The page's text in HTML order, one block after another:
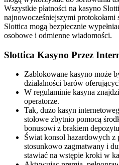
Wszystkie płatności na kasyno
najnowocześniejszymi
Slottica mogą bezpiecznie
osobowe i odmienne wiadomości.
Slottica Kasyno Przez
Zablokowane kasyno może
działalności barów
W regulaminie kasyna
operatorze.
Tak, dużo kasyn
stołowe zbytnio pomocą
bonusowi z brakiem
Świat konsol hazardowych z
stosunkowo zagmatwany i
stawiać na wstępie kroki w